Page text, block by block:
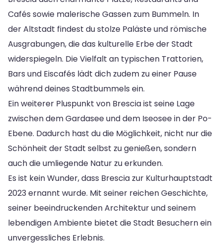
Cafés sowie malerische Gassen zum Bummeln. In
der Altstadt findest du stolze Paläste und römische
Ausgrabungen, die das kulturelle Erbe der Stadt
widerspiegeln. Die Vielfalt an typischen Trattorien,
Bars und Eiscafés lädt dich zudem zu einer Pause
während deines Stadtbummels ein.
Ein weiterer Pluspunkt von Brescia ist seine Lage
zwischen dem Gardasee und dem Iseosee in der Po-
Ebene. Dadurch hast du die Möglichkeit, nicht nur die
Schönheit der Stadt selbst zu genießen, sondern
auch die umliegende Natur zu erkunden.
Es ist kein Wunder, dass Brescia zur Kulturhauptstadt
2023 ernannt wurde. Mit seiner reichen Geschichte,
seiner beeindruckenden Architektur und seinem
lebendigen Ambiente bietet die Stadt Besuchern ein
unvergessliches Erlebnis.